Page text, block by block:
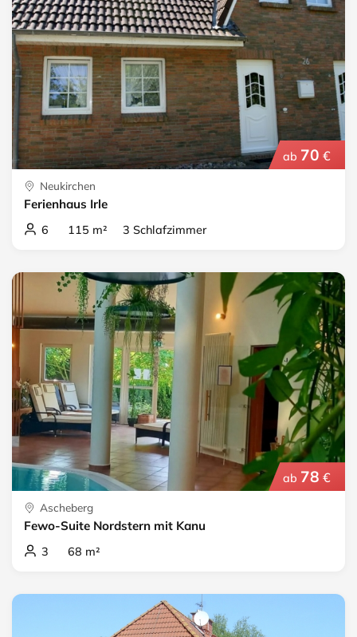
ab 70 €
Neukirchen
Ferienhaus Irle
6 115 m² 3 Schlafzimmer
ab 78 €
Ascheberg
Fewo-Suite Nordstern mit Kanu
3 68 m²